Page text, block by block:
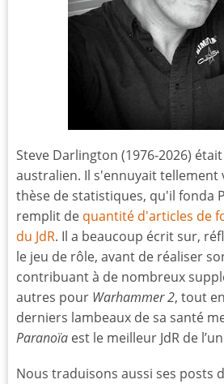
Steve Darlington (1976-2026)
australien. Il s'ennuyait tellement
thèse de statistiques, qu'il fonda
remplit de quantité d'articles de
du JdR. Il a beaucoup écrit sur,
le jeu de rôle, avant de réaliser
contribuant à de nombreux
autres pour Warhammer 2, tout
derniers lambeaux de sa santé
Paranoïa est le meilleur JdR de
Nous traduisons aussi ses posts